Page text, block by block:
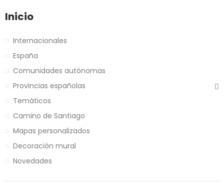
Inicio
Internacionales
España
Comunidades autónomas
Provincias españolas
Temáticos
Camino de Santiago
Mapas personalizados
Decoración mural
Novedades